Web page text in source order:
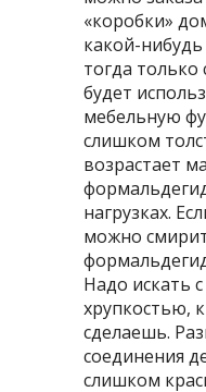
«коробки»
какой-
тогда
будет
мебельную
слишком
возрастает
нагрузках.
можно
Надо искать
хрупкостью,
сделаешь.
соединения
слишком